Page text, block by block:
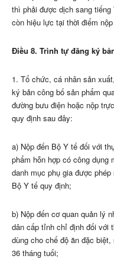
thì phải được dịch sang
còn hiệu lực tại thời điểm
Điều 8. Trình tự đăng ký
1. Tổ chức, cá nhân sản
ký bản công bố sản phẩm
đường bưu điện hoặc nộp
quy định sau đây:
a) Nộp đến Bộ Y tế đối với
phẩm hỗn hợp có công
danh mục phụ gia được
Bộ Y tế quy định;
b) Nộp đến cơ quan quản lý
dân cấp tỉnh chỉ định đối với
dùng cho chế độ ăn đặc biệt,
36 tháng tuổi;